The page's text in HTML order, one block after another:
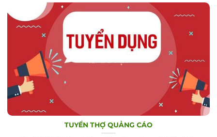
TUYỂN THỢ QUẢNG CÁO